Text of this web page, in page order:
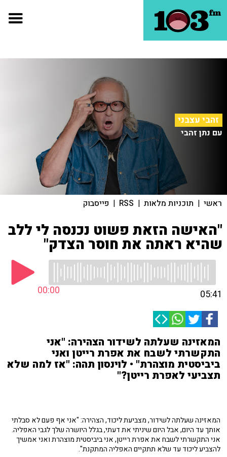
זהבי עצבני
עם נתן זהבי
ראשי | תוכניות מלאות |
RSS
| פייסבוק
"האישה הזאת פשוט נכנסה לי ללב
שהיא ראתה את חוסר הצדק"
00:00 05:41
המאזינה שעלתה לשידור הצהירה: "אני
התקשרתי לשבח את אפרת רייטן ואני
ביביסטית מוצהרת" • לוינסון תהה: "אז למה שלא
תצביעי לאפרת רייטן?"
המאזינה שעלתה לשידור, מצביעת ליכוד, הצהירה: "אני אף פעם לא סבלתי
אותך עד היום, אבל היום שיניתי את דעתי, בגלל היושרה שלך לגבי האפליה.
אני התקשרתי לשבח את אפרת רייטן, אני ביביסטית מוצהרת ואני אמשיך
להצביע ליכוד עד שלא תתקיים האפליה המתקנת".